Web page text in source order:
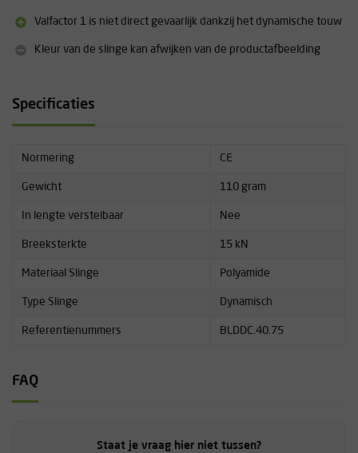
Valfactor 1 is niet direct gevaarlijk dankzij het dynamische touw
Kleur van de slinge kan afwijken van de productafbeelding
Specificaties
Normering CE
Gewicht 110 gram
In lengte verstelbaar Nee
Breeksterkte 15 kN
Materiaal Slinge Polyamide
Type Slinge Dynamisch
Referentienummers BLDDC.40.75
FAQ
Staat je vraag hier niet tussen?